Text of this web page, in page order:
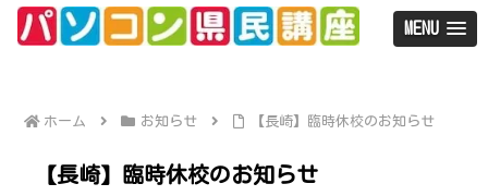
MENU
ホーム お知らせ 【長崎】臨時休校のお知らせ
【長崎】臨時休校のお知らせ